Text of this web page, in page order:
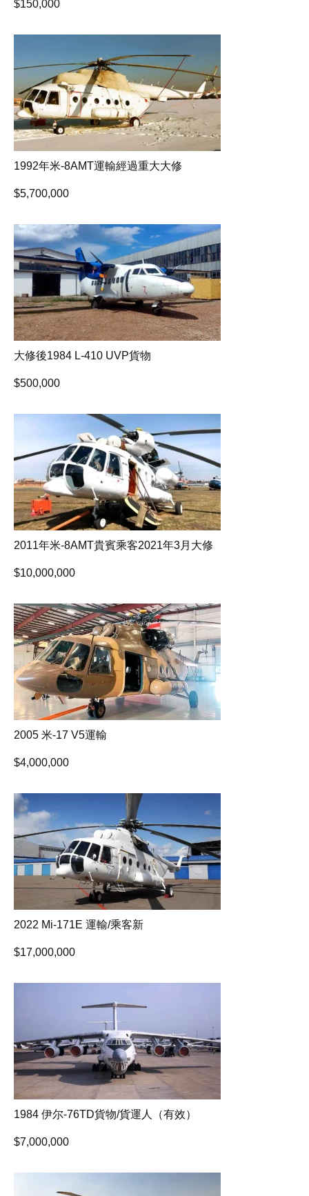
$150,000
1992年米-8AMT運輸經過重大大修
$5,700,000
大修後1984 L-410 UVP貨物
$500,000
2011年米-8AMT貴賓乘客2021年3月大修
$10,000,000
2005 米-17 V5運輸
$4,000,000
2022 Mi-171E 運輸/乘客新
$17,000,000
1984 伊尔-76TD貨物/貨運人（有效）
$7,000,000